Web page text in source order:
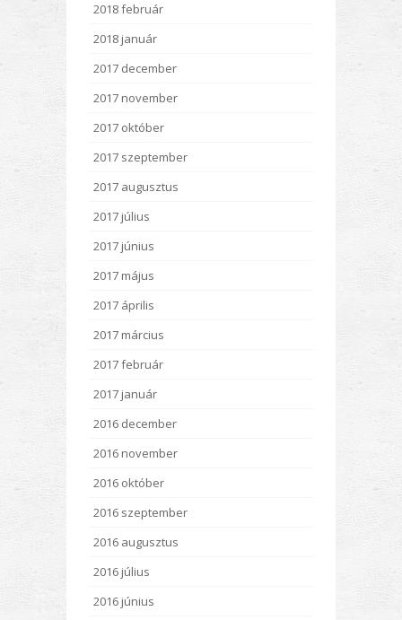
2018 február
2018 január
2017 december
2017 november
2017 október
2017 szeptember
2017 augusztus
2017 július
2017 június
2017 május
2017 április
2017 március
2017 február
2017 január
2016 december
2016 november
2016 október
2016 szeptember
2016 augusztus
2016 július
2016 június